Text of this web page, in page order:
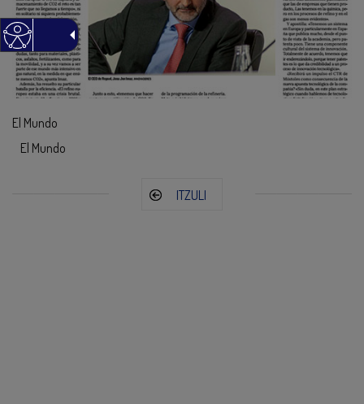
El Mundo
El Mundo
ITZULI